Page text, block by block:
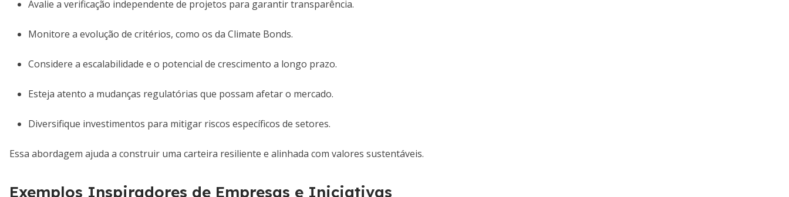
Avalie a verificação independente de projetos para garantir transparência.
Monitore a evolução de critérios, como os da Climate Bonds.
Considere a escalabilidade e o potencial de crescimento a longo prazo.
Esteja atento a mudanças regulatórias que possam afetar o mercado.
Diversifique investimentos para mitigar riscos específicos de setores.
Essa abordagem ajuda a construir uma carteira resiliente e alinhada com valores sustentáveis.
Exemplos Inspiradores de Empresas e Iniciativas